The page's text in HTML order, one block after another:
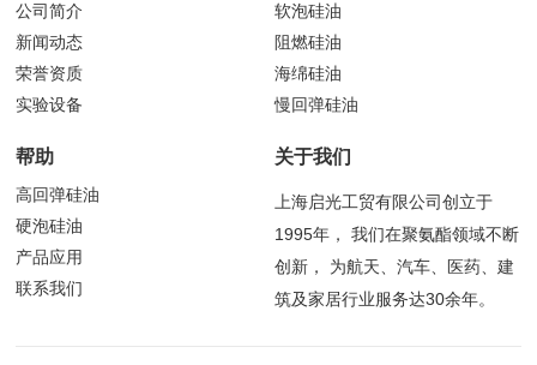
公司简介
新闻动态
荣誉资质
实验设备
软泡硅油
阻燃硅油
海绵硅油
慢回弹硅油
帮助
高回弹硅油
硬泡硅油
产品应用
联系我们
关于我们
上海启光工贸有限公司创立于
1995年， 我们在聚氨酯领域不断
创新， 为航天、汽车、医药、建
筑及家居行业服务达30余年。